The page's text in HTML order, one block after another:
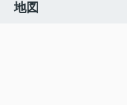
地図